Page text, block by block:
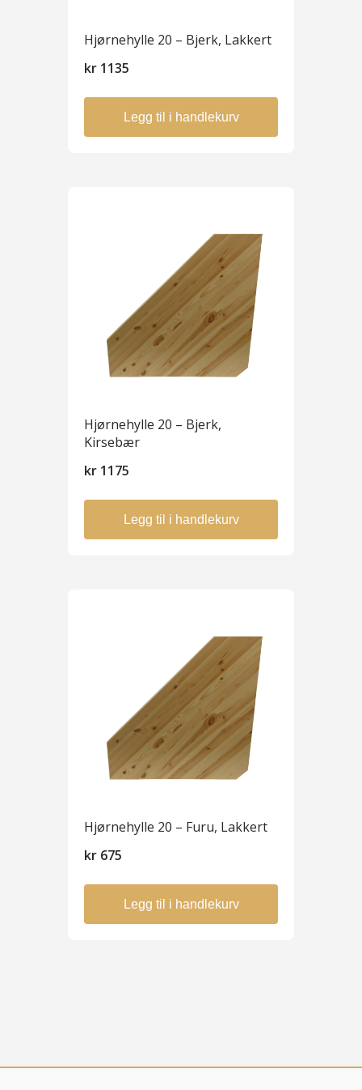
Hjørnehylle 20 – Bjerk, Lakkert
kr 1135
Legg til i handlekurv
Hjørnehylle 20 – Bjerk,
Kirsebær
kr 1175
Legg til i handlekurv
Hjørnehylle 20 – Furu, Lakkert
kr 675
Legg til i handlekurv